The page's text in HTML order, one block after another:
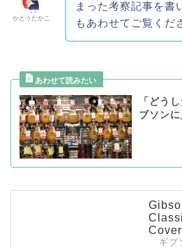
かとうたかこ
まった考察記事を書
もあわせてご覧くだ
「どう
ブソン
Cover
ギブ